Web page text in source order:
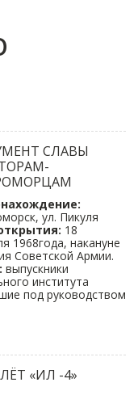
СЛАВЫ
ул. Пикуля
18
1968года, накануне
Советской Армии.
выпускники
института
под руководством
«ИЛ -4»